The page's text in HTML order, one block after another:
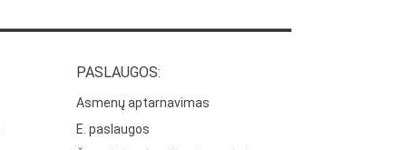
PASLAUGOS:
Asmenų aptarnavimas
E. paslaugos